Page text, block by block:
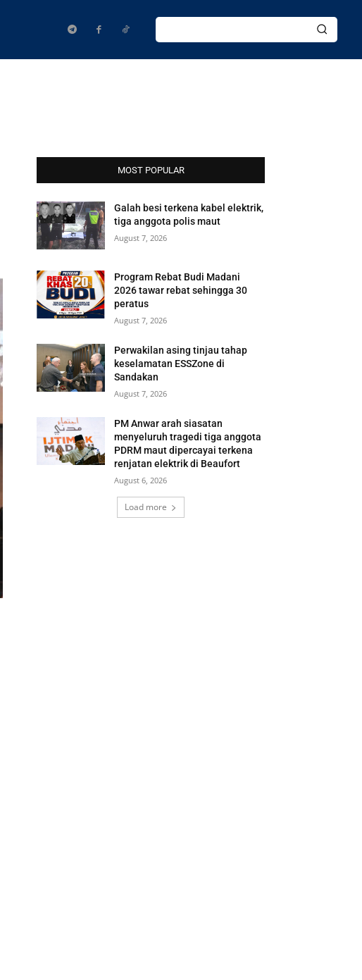
MOST POPULAR
Galah besi terkena kabel elektrik,
tiga anggota polis maut
August 7, 2026
Program Rebat Budi Madani
2026 tawar rebat sehingga 30
peratus
August 7, 2026
Perwakilan asing tinjau tahap
keselamatan ESSZone di
Sandakan
August 7, 2026
PM Anwar arah siasatan
menyeluruh tragedi tiga anggota
PDRM maut dipercayai terkena
renjatan elektrik di Beaufort
August 6, 2026
Load more